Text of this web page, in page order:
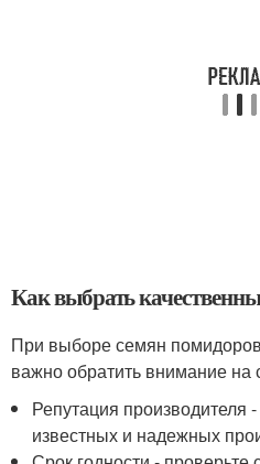
Как выбрать
При выборе семян
важно обратить внимание
Репутация производителя
известных и надежных